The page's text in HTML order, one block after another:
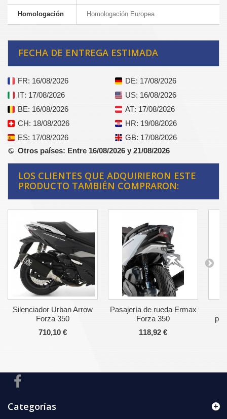
Homologación Homologación Europea
FECHA DE ENTREGA ESTIMADA
FR: 16/08/2026 DE: 17/08/2026
IT: 17/08/2026 US: 16/08/2026
BE: 16/08/2026 AT: 17/08/2026
CH: 18/08/2026 HR: 19/08/2026
ES: 17/08/2026 GB: 17/08/2026
Otros países: Entre 16/08/2026 y 21/08/2026
LOS CLIENTES QUE ADQUIRIERON ESTE
PRODUCTO TAMBIÉN COMPRARON:
Silenciador Urban Arrow
Forza 350
710,10 €
Pasajería de rueda Ermax
Forza 350
118,92 €
Categorías